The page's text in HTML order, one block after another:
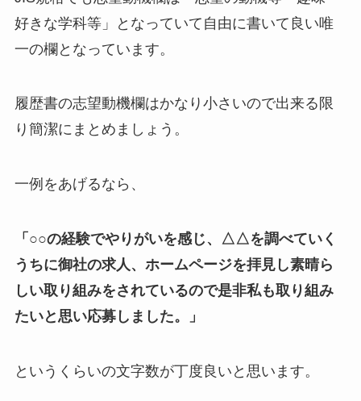
好きな学科等」となっていて自由に書いて良い唯
一の欄となっています。
履歴書の志望動機欄はかなり小さいので出来る限
り簡潔にまとめましょう。
一例をあげるなら、
「○○の経験でやりがいを感じ、△△を調べていく
うちに御社の求人、ホームページを拝見し素晴ら
しい取り組みをされているので是非私も取り組み
たいと思い応募しました。」
というくらいの文字数が丁度良いと思います。